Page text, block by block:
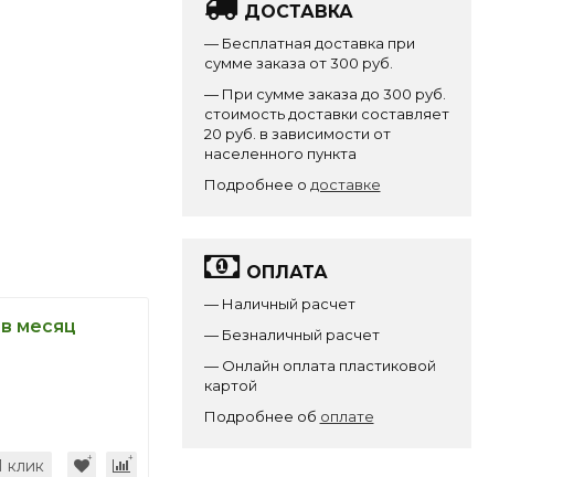
в месяц
клик
ДОСТАВКА
— Бесплатная доставка при
сумме заказа от 300 руб.
— При сумме заказа до 300 руб.
стоимость доставки составляет
20 руб. в зависимости от
населенного пункта
Подробнее о доставке
ОПЛАТА
— Наличный расчет
— Безналичный расчет
— Онлайн оплата пластиковой
картой
Подробнее об оплате